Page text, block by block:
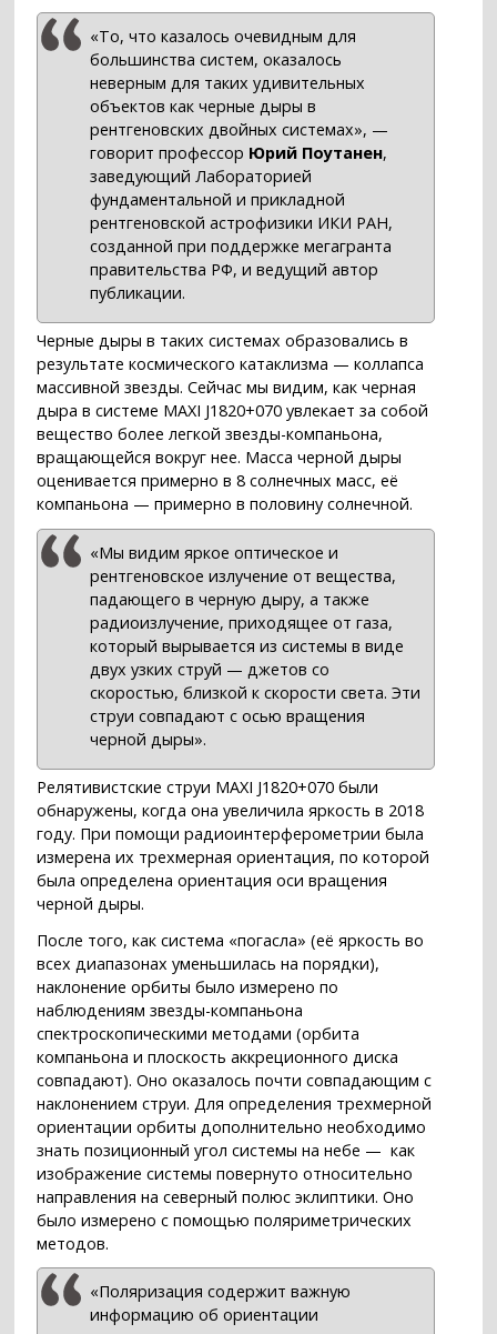
«То, что казалось очевидным для
большинства систем, оказалось
неверным для таких удивительных
объектов как черные дыры в
рентгеновских двойных системах», —
говорит профессор Юрий Поутанен,
заведующий Лабораторией
фундаментальной и прикладной
рентгеновской астрофизики ИКИ РАН,
созданной при поддержке мегагранта
правительства РФ, и ведущий автор
публикации.
Черные дыры в таких системах образовались в
результате космического катаклизма — коллапса
массивной звезды. Сейчас мы видим, как черная
дыра в системе MAXI J1820+070 увлекает за собой
вещество более легкой звезды-компаньона,
вращающейся вокруг нее. Масса черной дыры
оценивается примерно в 8 солнечных масс, её
компаньона — примерно в половину солнечной.
«Мы видим яркое оптическое и
рентгеновское излучение от вещества,
падающего в черную дыру, а также
радиоизлучение, приходящее от газа,
который вырывается из системы в виде
двух узких струй — джетов со
скоростью, близкой к скорости света. Эти
струи совпадают с осью вращения
черной дыры».
Релятивистские струи MAXI J1820+070 были
обнаружены, когда она увеличила яркость в 2018
году. При помощи радиоинтерферометрии была
измерена их трехмерная ориентация, по которой
была определена ориентация оси вращения
черной дыры.
После того, как система «погасла» (её яркость во
всех диапазонах уменьшилась на порядки),
наклонение орбиты было измерено по
наблюдениям звезды-компаньона
спектроскопическими методами (орбита
компаньона и плоскость аккреционного диска
совпадают). Оно оказалось почти совпадающим с
наклонением струи. Для определения трехмерной
ориентации орбиты дополнительно необходимо
знать позиционный угол системы на небе — как
изображение системы повернуто относительно
направления на северный полюс эклиптики. Оно
было измерено с помощью поляриметрических
методов.
«Поляризация содержит важную
информацию об ориентации